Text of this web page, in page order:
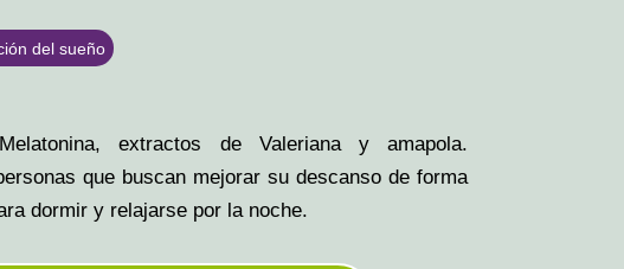
del sueño
extractos de Valeriana y amapola.
que buscan mejorar su descanso de forma
dormir y relajarse por la noche.